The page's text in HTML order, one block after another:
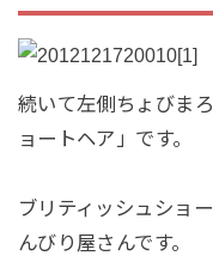
続いて左側ちょびま
ョートヘア」です。
ブリティッシュショ
んびり屋さんです。